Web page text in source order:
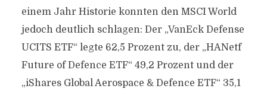
einem Jahr Historie konnten den MSCI World
jedoch deutlich schlagen: Der „VanEck Defense
UCITS ETF“ legte 62,5 Prozent zu, der „HANetf
Future of Defence ETF“ 49,2 Prozent und der
„iShares Global Aerospace & Defence ETF“ 35,1